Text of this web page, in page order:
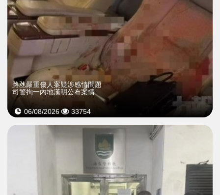
​路氹嚴重傷人案疑涉感情問題
司警拘一內地漢明公布案情
06/08/2026 33754